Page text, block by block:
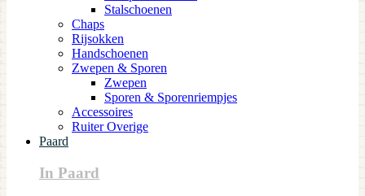
Stalschoenen
Chaps
Rijsokken
Handschoenen
Zwepen & Sporen
Zwepen
Sporen & Sporenriempjes
Accessoires
Ruiter Overige
Paard
In Paard